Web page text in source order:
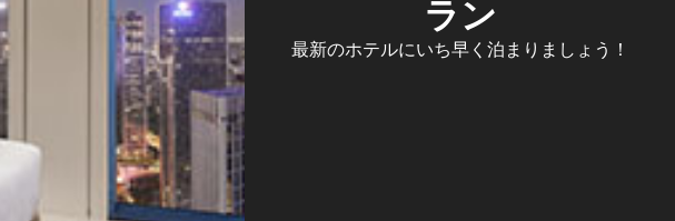
ラン
最新のホテルにいち早く泊まりましょう！